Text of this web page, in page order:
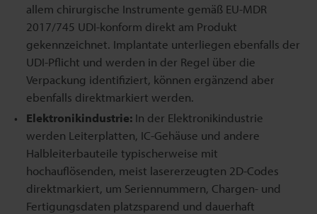
allem chirurgische Instrumente gemäß EU-MDR
2017/745 UDI-konform direkt am Produkt
gekennzeichnet. Implantate unterliegen ebenfalls der
UDI-Pflicht und werden in der Regel über die
Verpackung identifiziert, können ergänzend aber
ebenfalls direktmarkiert werden.
Elektronikindustrie: In der Elektronikindustrie
werden Leiterplatten, IC-Gehäuse und andere
Halbleiterbauteile typischerweise mit
hochauflösenden, meist lasererzeugten 2D-Codes
direktmarkiert, um Seriennummern, Chargen- und
Fertigungsdaten platzsparend und dauerhaft